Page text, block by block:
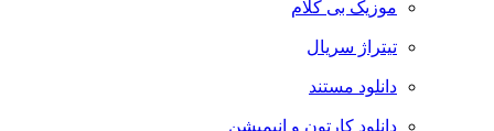
موزیک بی کلام
تیتراژ سریال
دانلود مستند
دانلود کارتون و انیمیشن